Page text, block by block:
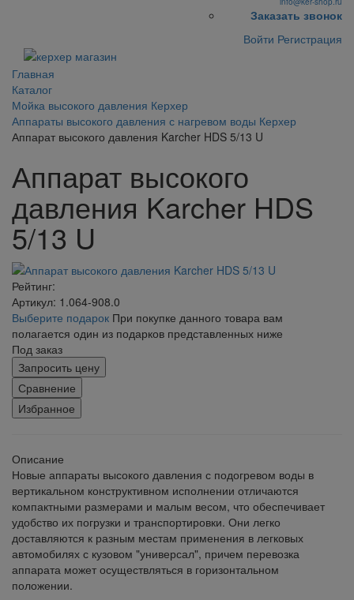
Заказать звонок
Войти Регистрация
Главная
Каталог
Мойка высокого давления Керхер
Аппараты высокого давления с нагревом воды Керхер
Аппарат высокого давления Karcher HDS 5/13 U
Аппарат высокого
давления Karcher HDS
5/13 U
Рейтинг:
Артикул: 1.064-908.0
Выберите подарок При покупке данного товара вам
полагается один из подарков представленных ниже
Под заказ
Запросить цену
Сравнение
Избранное
Описание
Новые аппараты высокого давления с подогревом воды в
вертикальном конструктивном исполнении отличаются
компактными размерами и малым весом, что обеспечивает
удобство их погрузки и транспортировки. Они легко
доставляются к разным местам применения в легковых
автомобилях с кузовом "универсал", причем перевозка
аппарата может осуществляться в горизонтальном
положении.